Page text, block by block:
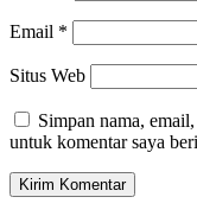
Email *
Situs Web
Simpan nama,
untuk komentar saya